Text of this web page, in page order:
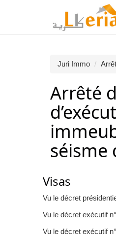
Juri Immo
Arrêté
séisme
Visas
Vu le décret
Vu le décret exécutif
Vu le décret exécutif